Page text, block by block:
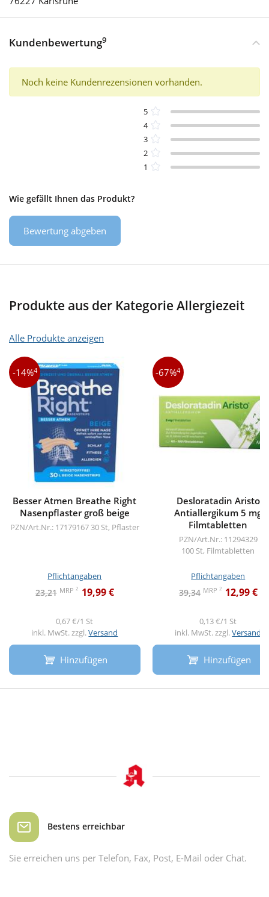
Kundenbewertung9
Noch keine Kundenrezensionen vorhanden.
5
4
3
2
1
Wie gefällt Ihnen das Produkt?
Bewertung abgeben
Produkte aus der Kategorie Allergiezeit
Alle Produkte anzeigen
-14%4
Besser Atmen Breathe Right
Nasenpflaster groß beige
PZN/Art.Nr.: 17179167 30 St, Pflaster
Pflichtangaben
23,21 MRP 2 19,99 €
0,67 €/1 St
inkl. MwSt. zzgl.Versand
Hinzufügen
-67%4
Desloratadin Aristo
Antiallergikum 5 mg
Filmtabletten
PZN/Art.Nr.: 11294329
100 St, Filmtabletten
Pflichtangaben
39,34 MRP 2 12,99 €
0,13 €/1 St
inkl. MwSt. zzgl.Versand
Hinzufügen
Bestens erreichbar
Sie erreichen uns per Telefon, Fax, Post, E-Mail oder Chat.